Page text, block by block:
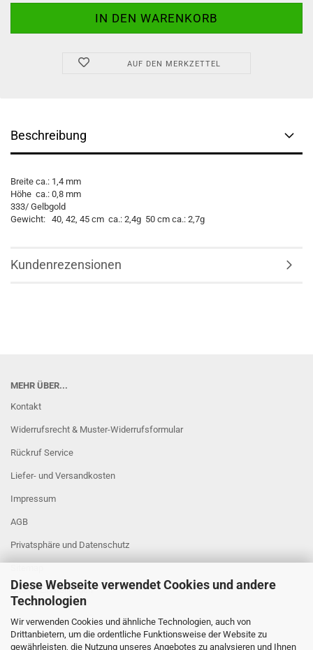
Diese Webseite verwendet Cookies und andere
Technologien
Wir verwenden Cookies und ähnliche Technologien, auch von
Drittanbietern, um die ordentliche Funktionsweise der Website zu
gewährleisten, die Nutzung unseres Angebotes zu analysieren und Ihnen
AUF DEN MERKZETTEL
Beschreibung
Breite ca.: 1,4 mm
Höhe ca.: 0,8 mm
333/ Gelbgold
Gewicht: 40, 42, 45 cm ca.: 2,4g 50 cm ca.: 2,7g
Kundenrezensionen
MEHR ÜBER...
Kontakt
Widerrufsrecht & Muster-Widerrufsformular
Rückruf Service
Liefer- und Versandkosten
Impressum
AGB
Privatsphäre und Datenschutz
Cookie Einstellungen